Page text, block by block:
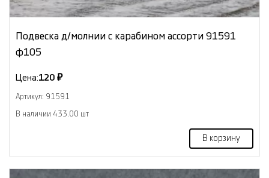
Подвеска д/молнии с карабином ассорти 91591
ф105
Цена:120 ₽
Артикул: 91591
В наличии 433.00 шт
В корзину